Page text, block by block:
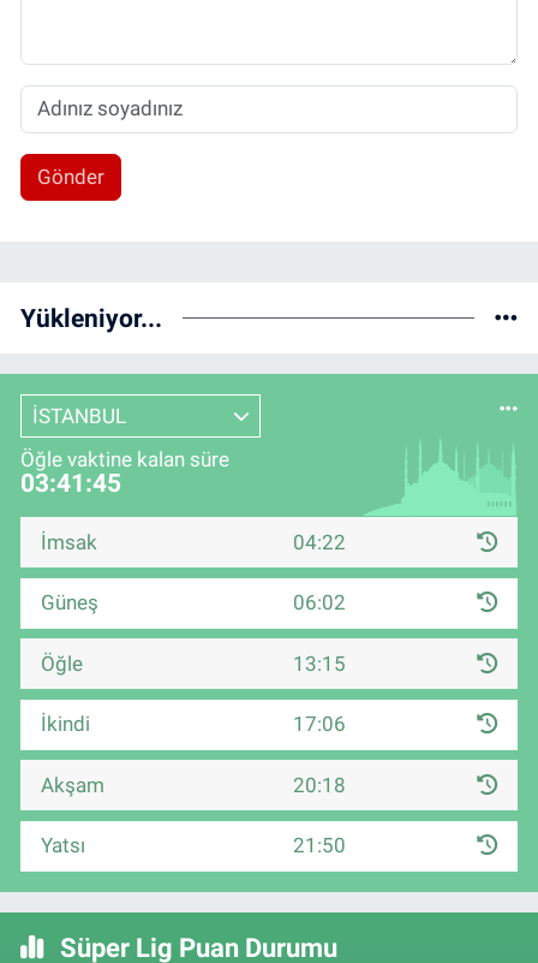
Gönder
Yükleniyor...
İSTANBUL
Öğle vaktine kalan süre
03:41:44
İmsak 04:22
Güneş 06:02
Öğle 13:15
İkindi 17:06
Akşam 20:18
Yatsı 21:50
Süper Lig Puan Durumu